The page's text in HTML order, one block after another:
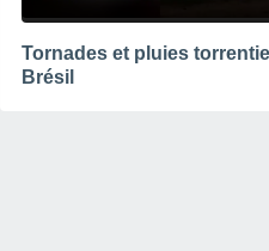
Tornades et pluies
Brésil